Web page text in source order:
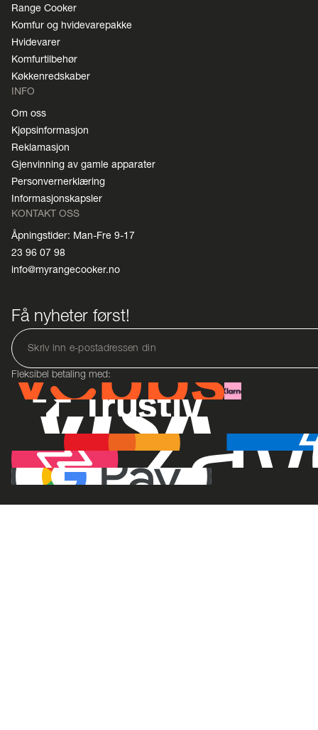
Range Cooker
Komfur og hvidevarepakke
Hvidevarer
Komfurtilbehør
Køkkenredskaber
INFO
Om oss
Kjøpsinformasjon
Reklamasjon
Gjenvinning av gamle apparater
Personvernerklæring
Informasjonskapsler
KONTAKT OSS
Åpningstider: Man-Fre 9-17
23 96 07 98
info@myrangecooker.no
Få nyheter først!
Fleksibel betaling med: